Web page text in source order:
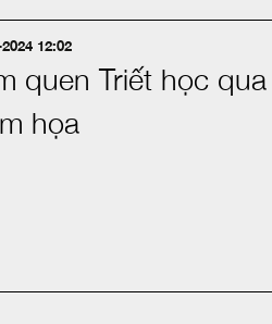
12:02
quen Triết học qua
họa